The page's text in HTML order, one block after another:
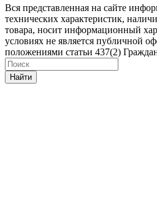
Вся представленная на сайте
технических характеристик,
товара, носит информационный
условиях не является публичной
положениями статьи 437(2)
Найти